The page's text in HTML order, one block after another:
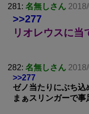
281: 名無しさん
>>277
リオレウスに当
282: 名無しさん
>>277
ゼノ当たりにぶち
まぁスリンガーで事